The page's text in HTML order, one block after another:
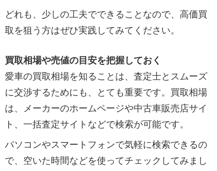
どれも、少しの工夫でできることなので、高価買
取を狙う方はぜひ実践してみてください。
買取相場や売値の目安を把握しておく
愛車の買取相場を知ることは、査定士とスムーズ
に交渉するためにも、とても重要です。買取相場
は、メーカーのホームページや中古車販売店サイ
ト、一括査定サイトなどで検索が可能です。
パソコンやスマートフォンで気軽に検索できるの
で、空いた時間などを使ってチェックしてみまし